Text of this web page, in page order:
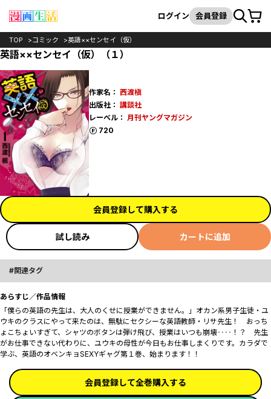
検索
ログイン 会員登録カート
TOP コミック 英語××センセイ（仮）
英語××センセイ（仮）（１）
作家名： 西渡槇
出版社： 講談社
レーベル： 月刊ヤングマガジン
720
ポイント
会員登録して購入する
試し読み カートに追加
関連タグ
あらすじ／作品情報
「僕らの英語の先生は、大人のくせに授業ができません。」オカン系男子生徒・ユ
ウキのクラスにやって来たのは、無駄にセクシーな英語教師・リサ先生！ おっち
ょこちょいすぎて、シャツのボタンは弾け飛び、授業はいつも崩壊‥‥！？ 先生
がお仕事できない代わりに、ユウキの母性が今日もお仕事しまくりです。カラダで
学ぶ、英語のオベンキョSEXYギャグ第１巻、始まります！！
会員登録して全巻購入する